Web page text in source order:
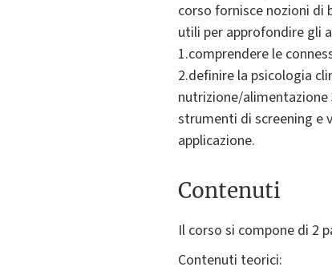
corso fornisce nozioni di
utili per approfondire gli
1.comprendere le
2.definire la psicologia
nutrizione/alimentazione
strumenti di screening e
applicazione.
Contenuti
Il corso si compone di 2
Contenuti teorici: